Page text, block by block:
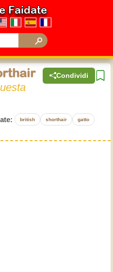
Faidate
Condividi
british shorthair gatto